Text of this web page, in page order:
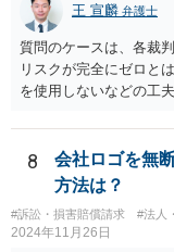
王 宣麟 弁護士
質問のケースは、各裁
リスクが完全にゼロと
を使用しないなどの工
推測できる」という点
利用を目的とする」と
です。 また、広告収
性がありますが、決定
成否は、主に「専ら顧
断されます。広告収益
8
会社ロゴを無
方法は？
#訴訟・損害賠償請求 #法人
2024年11月26日